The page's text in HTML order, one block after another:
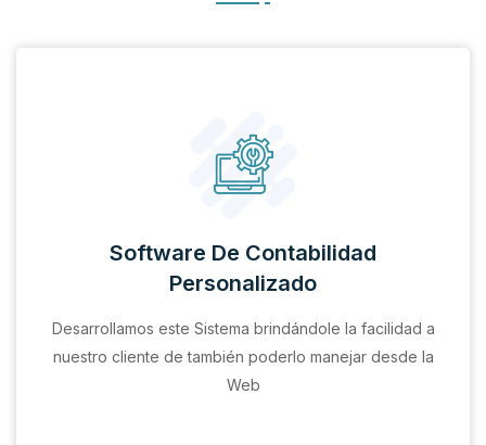
Software De Contabilidad
Personalizado
Desarrollamos este Sistema brindándole la facilidad a
nuestro cliente de también poderlo manejar desde la
Web